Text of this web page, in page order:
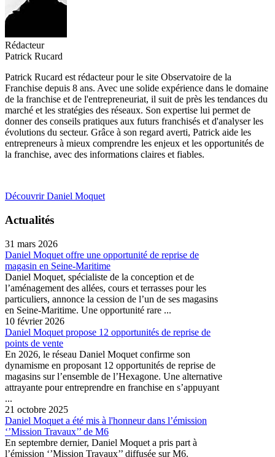
Rédacteur
Patrick Rucard
Patrick Rucard est rédacteur pour le site Observatoire de la
Franchise depuis 8 ans. Avec une solide expérience dans le domaine
de la franchise et de l'entrepreneuriat, il suit de près les tendances du
marché et les stratégies des réseaux. Son expertise lui permet de
donner des conseils pratiques aux futurs franchisés et d'analyser les
évolutions du secteur. Grâce à son regard averti, Patrick aide les
entrepreneurs à mieux comprendre les enjeux et les opportunités de
la franchise, avec des informations claires et fiables.
Découvrir Daniel Moquet
Actualités
31 mars 2026
Daniel Moquet offre une opportunité de reprise de
magasin en Seine-Maritime
Daniel Moquet, spécialiste de la conception et de
l’aménagement des allées, cours et terrasses pour les
particuliers, annonce la cession de l’un de ses magasins
en Seine-Maritime. Une opportunité rare ...
10 février 2026
Daniel Moquet propose 12 opportunités de reprise de
points de vente
En 2026, le réseau Daniel Moquet confirme son
dynamisme en proposant 12 opportunités de reprise de
magasins sur l’ensemble de l’Hexagone. Une alternative
attrayante pour entreprendre en franchise en s’appuyant
...
21 octobre 2025
Daniel Moquet a été mis à l'honneur dans l’émission
‘’Mission Travaux’’ de M6
En septembre dernier, Daniel Moquet a pris part à
l’émission ‘’Mission Travaux’’ diffusée sur M6.